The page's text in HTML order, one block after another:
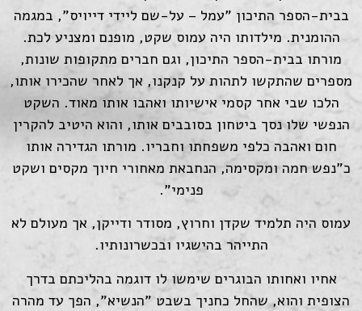
בבית-הספר התיכון "עמל – על-שם ליידי דייויס", במגמה
ההומנית. מילדותו היה עמוס שקט, מופנם ומצניע לכת.
מורתו בבית-הספר התיכון, וגם חברים מתקופות שונות,
מספרים שהתקשו לתהות על קנקנו, אך לאחר שהכירו אותו,
הלכו שבי אחר קסמי אישיותו ואהבו אותו מאוד. השקט
הנפשי שלו נסך ביטחון בסובבים אותו, והוא היטיב להקרין
חום ואהבה כלפי משפחתו וחבריו. מורתו הגדירה אותו
כ"נפש חמה ומקסימה, הנחבאת מאחורי חיוך מקסים ושקט
פנימי".
עמוס היה תלמיד שקדן וחרוץ, מסודר ודייקן, אך מעולם לא
התייהר בהישגיו ובכשרונותיו.
אחיו ואחותו הבוגרים שימשו לו דוגמה בהליכתם בדרך
הצופית והוא, שהחל כחניך בשבט "הנשיא", הפך עד מהרה